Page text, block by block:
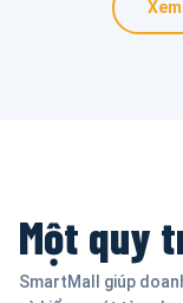
Một quy
SmartMall giúp